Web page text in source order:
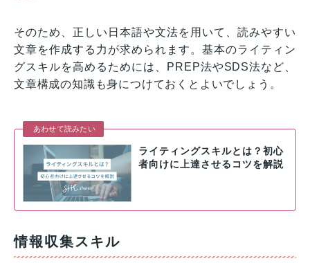
そのため、正しい日本語や文法を用いて、読みやすい
文章を作成する力が求められます。基本のライティン
グスキルを高めるためには、PREP法やSDS法など、
文章構成の知識も身につけておくとよいでしょう。
あわせて読みたい
ライティングスキルとは？初心
者向けに上達させるコツを解説
情報収集スキル